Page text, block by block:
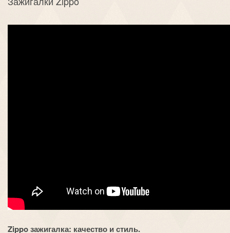
Zippo зажигалка: качество и стиль.